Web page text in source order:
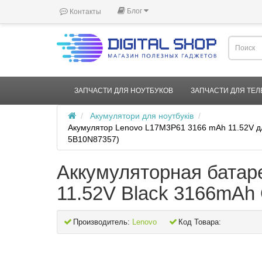
Контакты Блог
ЗАПЧАСТИ ДЛЯ НОУТБУКОВ ЗАПЧАСТИ ДЛЯ
Акумулятори для ноутбуків
Акумулятор Lenovo L17M3P61 3166 mAh 11.52V
5B10N87357)
Аккумуляторная
11.52V Black 3166mAh
Производитель: Lenovo Код Товара: